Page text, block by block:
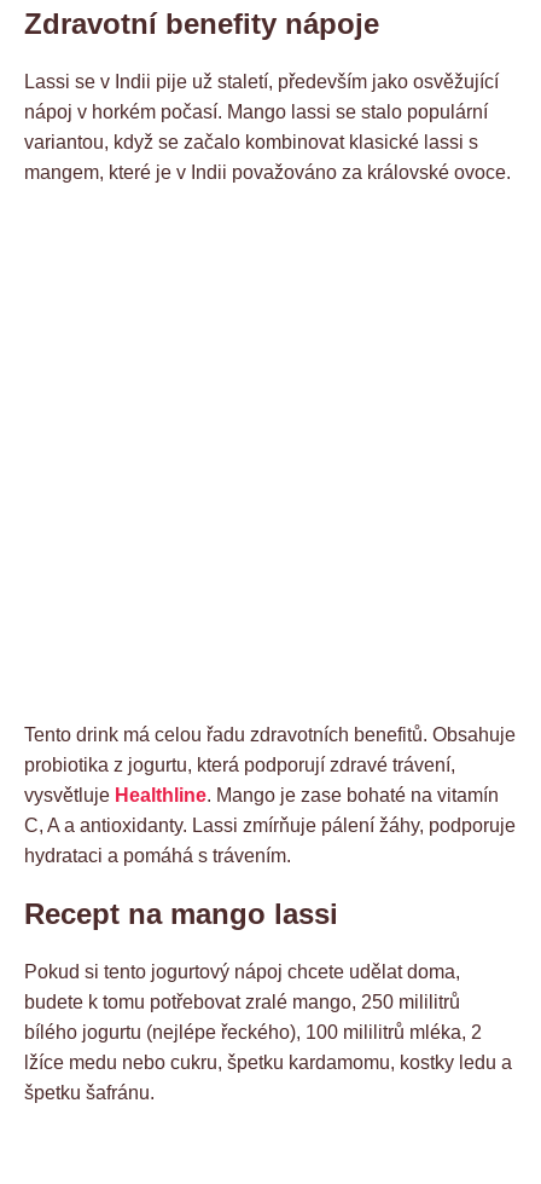
Zdravotní benefity nápoje
Lassi se v Indii pije už staletí, především jako osvěžující
nápoj v horkém počasí. Mango lassi se stalo populární
variantou, když se začalo kombinovat klasické lassi s
mangem, které je v Indii považováno za královské ovoce.
Tento drink má celou řadu zdravotních benefitů. Obsahuje
probiotika z jogurtu, která podporují zdravé trávení,
vysvětluje Healthline. Mango je zase bohaté na vitamín
C, A a antioxidanty. Lassi zmírňuje pálení žáhy, podporuje
hydrataci a pomáhá s trávením.
Recept na mango lassi
Pokud si tento jogurtový nápoj chcete udělat doma,
budete k tomu potřebovat zralé mango, 250 mililitrů
bílého jogurtu (nejlépe řeckého), 100 mililitrů mléka, 2
lžíce medu nebo cukru, špetku kardamomu, kostky ledu a
špetku šafránu.